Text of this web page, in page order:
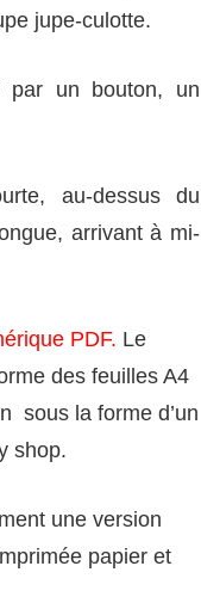
jupe-culotte.
par un bouton, un
, au-dessus du
, arrivant à mi-
PDF. Le
des feuilles A4
sous la forme d’un
shop.
une version
papier et